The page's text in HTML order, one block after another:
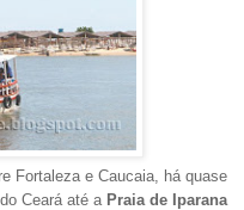
Fortaleza e Caucaia, há quase
Ceará até a Praia de Iparana